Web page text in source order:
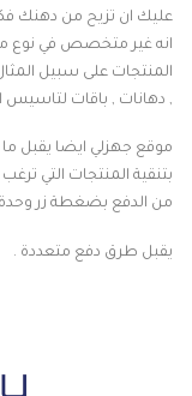
عليك ان تزيح من دهنك
انه غير متخصص في نوع
المنتجات على سبيل
, دهانات , باقات لتاسيس
موقع جهزلي ايضا يقبل
بتنقية المنتجات التي
من الدفع بضغطة زر
يقبل طرق دفع متعددة .